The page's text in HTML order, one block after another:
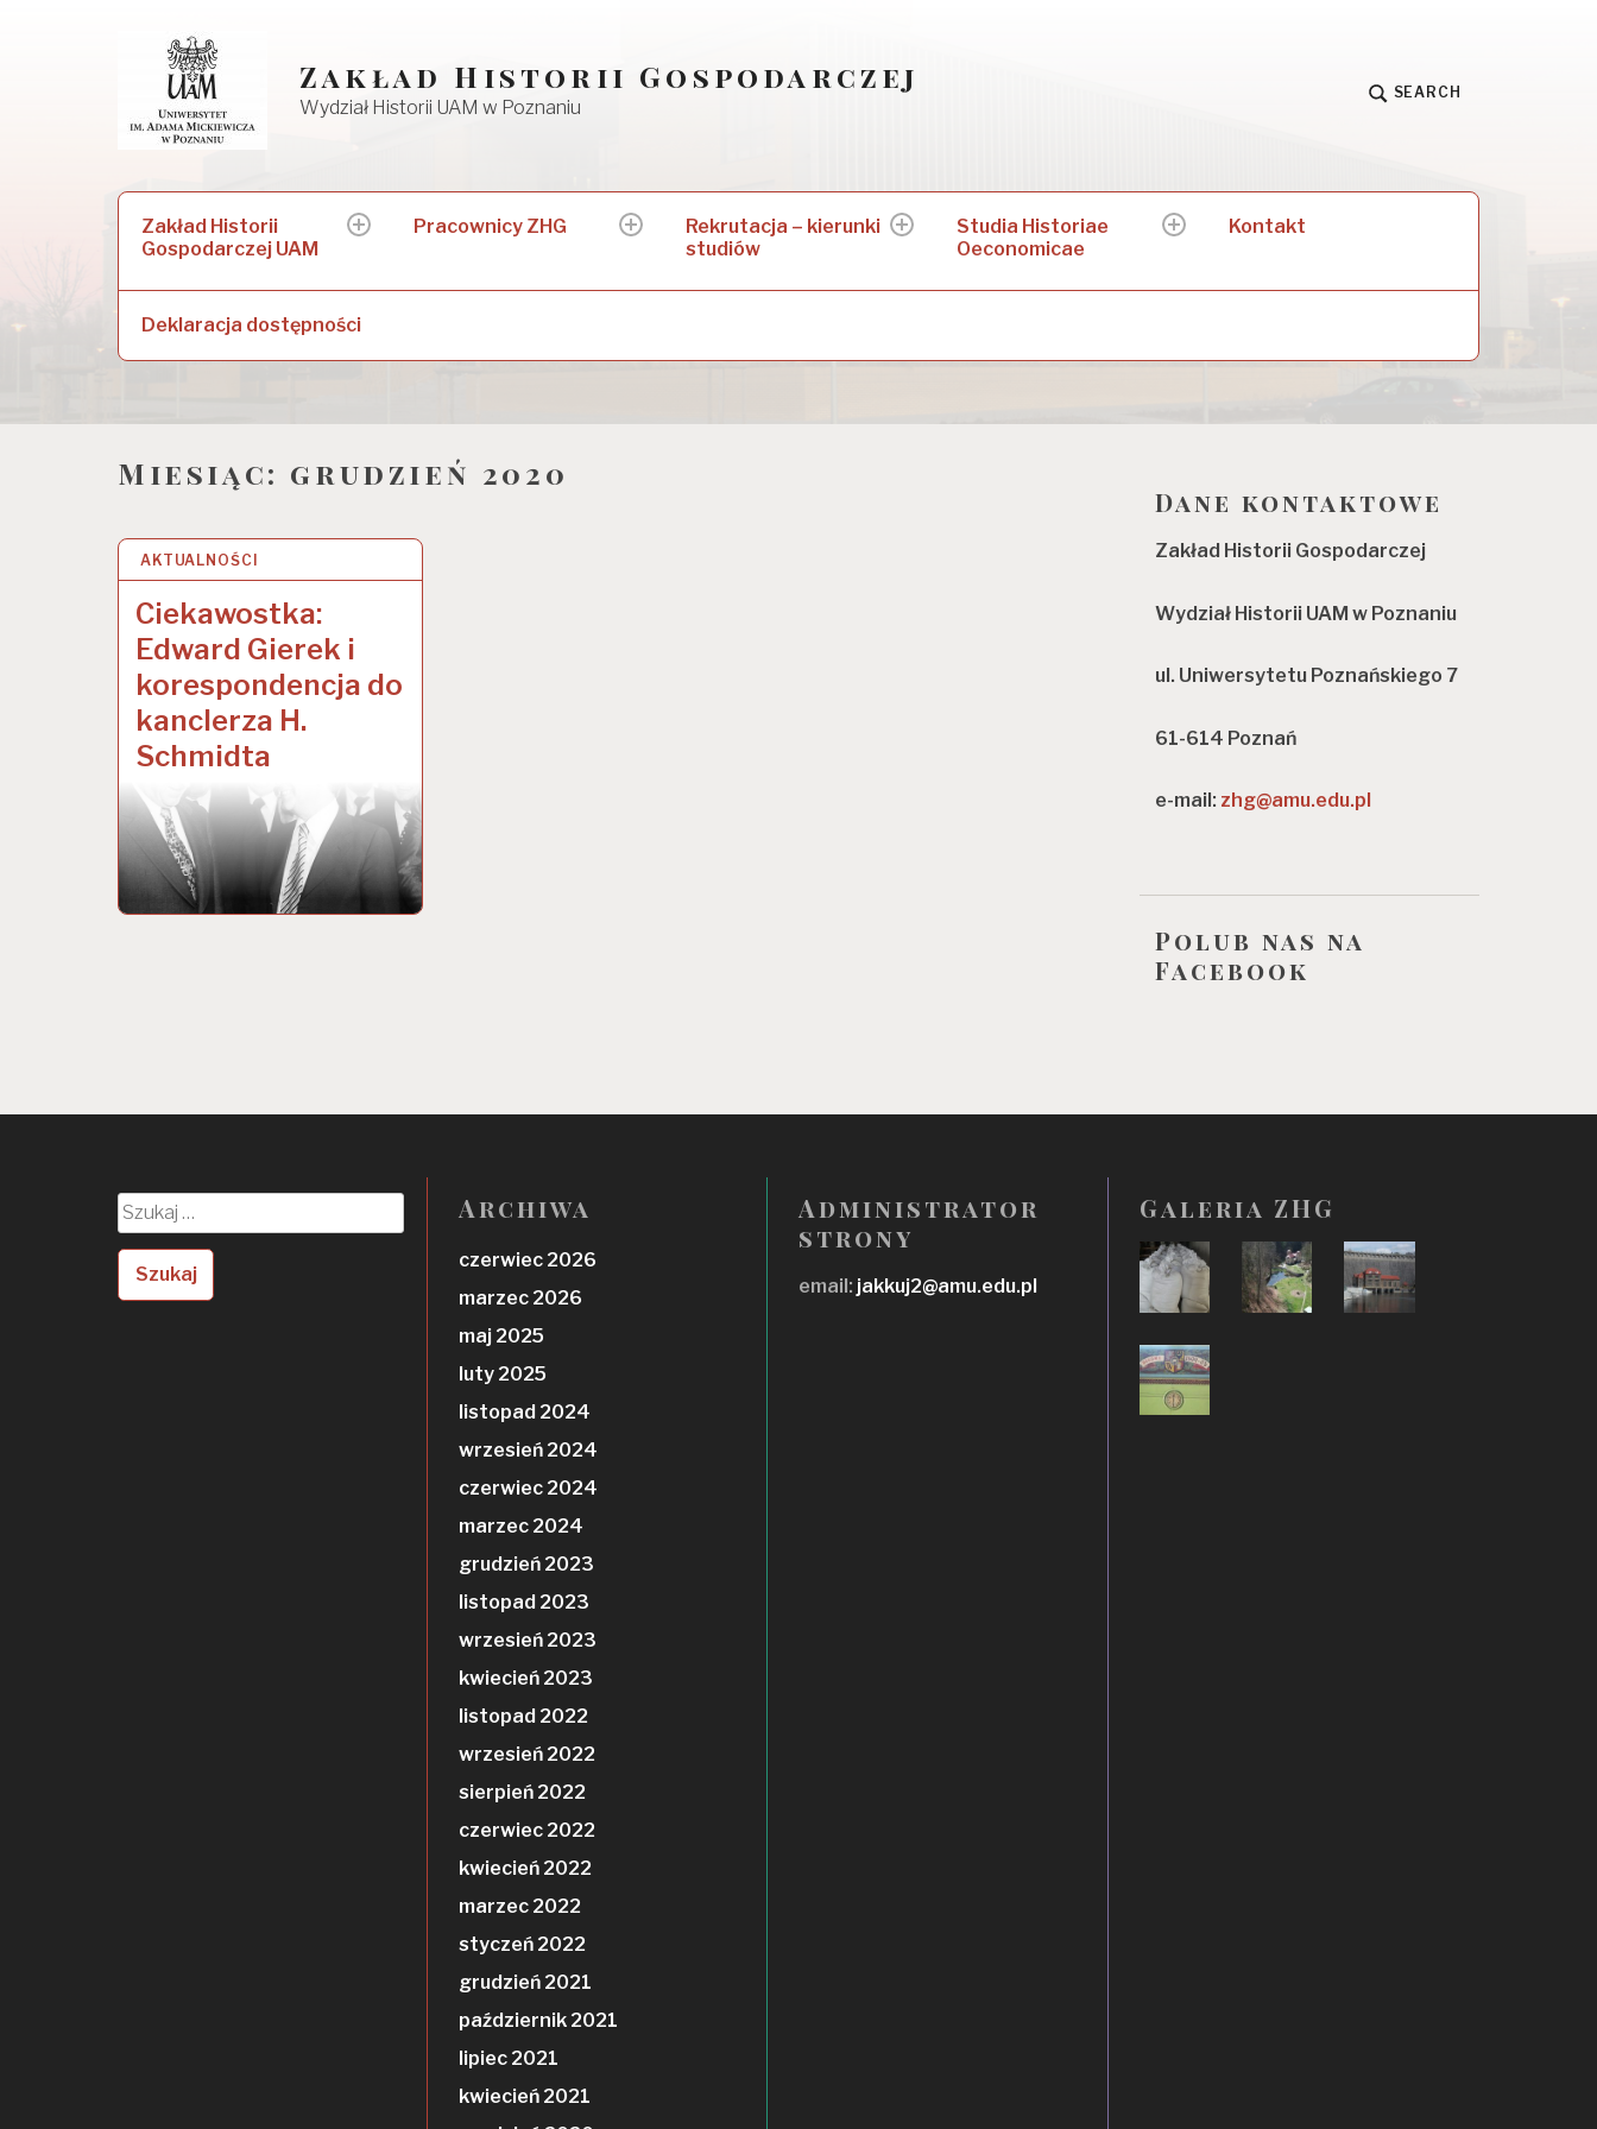
Zakład Historii Gospodarczej
Wydział Historii UAM w Poznaniu
SEARCH
Zakład Historii
Gospodarczej UAM
expandPracownicy ZHG
expandRekrutacja – kierunki
studiów
expandStudia Historiae
Oeconomicae
expandKontakt
Deklaracja dostępności
Miesiąc: grudzień 2020
AKTUALNOŚCI
Ciekawostka:
Edward Gierek i
korespondencja do
kanclerza H.
Schmidta
27 GRU 2020
Dane kontaktowe
Zakład Historii Gospodarczej
Wydział Historii UAM w Poznaniu
ul. Uniwersytetu Poznańskiego 7
61-614 Poznań
e-mail: zhg@amu.edu.pl
Polub nas na
Facebook
Szukaj: Archiwa
czerwiec 2026
marzec 2026
maj 2025
luty 2025
listopad 2024
wrzesień 2024
czerwiec 2024
marzec 2024
grudzień 2023
listopad 2023
wrzesień 2023
kwiecień 2023
listopad 2022
wrzesień 2022
sierpień 2022
czerwiec 2022
kwiecień 2022
marzec 2022
styczeń 2022
grudzień 2021
październik 2021
lipiec 2021
kwiecień 2021
Administrator
strony
email: jakkuj2@amu.edu.pl
Galeria ZHG